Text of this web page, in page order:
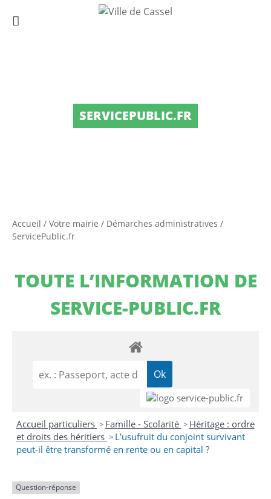
SERVICEPUBLIC.FR
Accueil / Votre mairie / Démarches administratives /
ServicePublic.fr
TOUTE L’INFORMATION DE
SERVICE-PUBLIC.FR
Accueil particuliers > Famille - Scolarité > Héritage : ordre
et droits des héritiers > L'usufruit du conjoint survivant
peut-il être transformé en rente ou en capital ?
Question-réponse